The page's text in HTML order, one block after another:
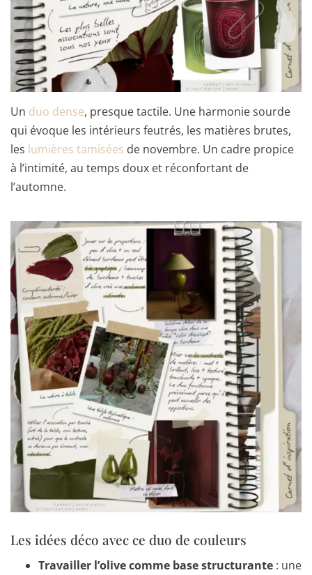
Un duo dense, presque tactile. Une harmonie sourde
qui évoque les intérieurs feutrés, les matières brutes,
les lumières tamisées de novembre. Un cadre propice
à l’intimité, au temps doux et réconfortant de
l’automne.
Les idées déco avec ce duo de couleurs
Travailler l’olive comme base structurante : une